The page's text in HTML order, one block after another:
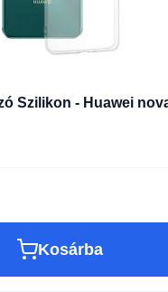
Szilikon - Huawei
Kosárba